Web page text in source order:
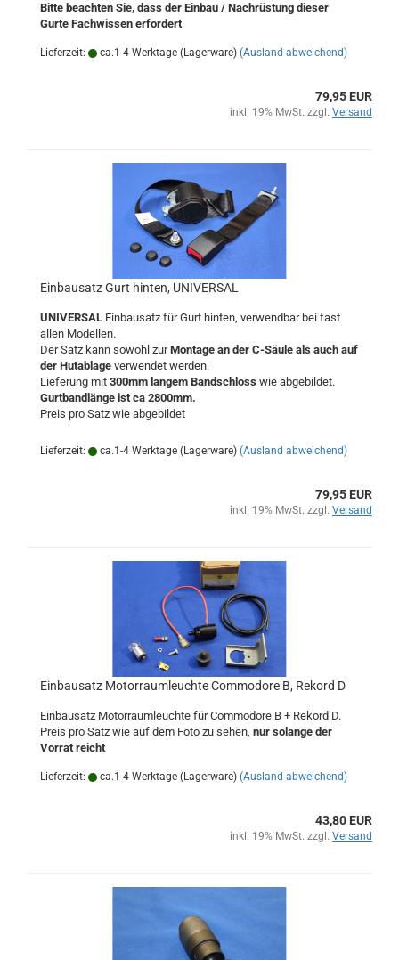
Bitte beachten Sie, dass der Einbau / Nachrüstung dieser
Gurte Fachwissen erfordert
Lieferzeit: ca.1-4 Werktage (Lagerware) (Ausland abweichend)
79,95 EUR
inkl. 19% MwSt. zzgl. Versand
Einbausatz Gurt hinten, UNIVERSAL
UNIVERSAL Einbausatz für Gurt hinten, verwendbar bei fast
allen Modellen.
Der Satz kann sowohl zurMontage an der C-Säule als auch auf
der Hutablage verwendet werden.
Lieferung mit 300mm langem Bandschloss wie abgebildet.
Gurtbandlänge ist ca 2800mm.
Preis pro Satz wie abgebildet
Lieferzeit: ca.1-4 Werktage (Lagerware) (Ausland abweichend)
79,95 EUR
inkl. 19% MwSt. zzgl. Versand
Einbausatz Motorraumleuchte Commodore B, Rekord D
Einbausatz Motorraumleuchte für Commodore B + Rekord D.
Preis pro Satz wie auf dem Foto zu sehen, nur solange der
Vorrat reicht
Lieferzeit: ca.1-4 Werktage (Lagerware) (Ausland abweichend)
43,80 EUR
inkl. 19% MwSt. zzgl. Versand